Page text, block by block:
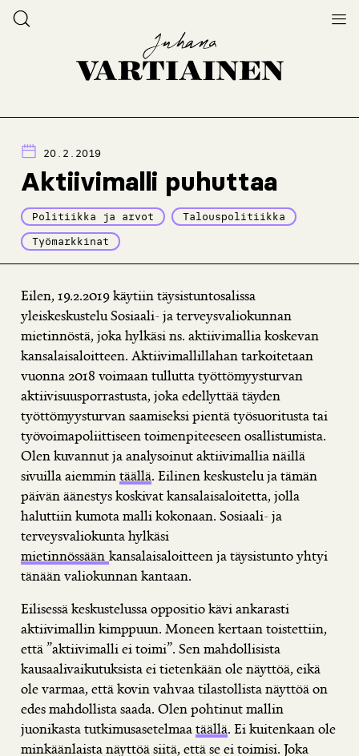
20.2.2019
Aktiivimalli puhuttaa
Politiikka ja arvot Talouspolitiikka
Työmarkkinat
Eilen, 19.2.2019 käytiin täysistuntosalissa
yleiskeskustelu Sosiaali- ja terveysvaliokunnan
mietinnöstä, joka hylkäsi ns. aktiivimallia koskevan
kansalaisaloitteen. Aktiivimallillahan tarkoitetaan
vuonna 2018 voimaan tullutta työttömyysturvan
aktiivisuusporrastusta, joka edellyttää täyden
työttömyysturvan saamiseksi pientä työsuoritusta tai
työvoimapoliittiseen toimenpiteeseen osallistumista.
Olen kuvannut ja analysoinut aktiivimallia näillä
sivuilla aiemmintäällä. Eilinen keskustelu ja tämän
päivän äänestys koskivat kansalaisaloitetta, jolla
haluttiin kumota malli kokonaan. Sosiaali- ja
terveysvaliokunta hylkäsi
mietinnössään kansalaisaloitteen ja täysistunto yhtyi
tänään valiokunnan kantaan.
Eilisessä keskustelussa oppositio kävi ankarasti
aktiivimallin kimppuun. Moneen kertaan toistettiin,
että ”aktiivimalli ei toimi”. Sen mahdollisista
kausaalivaikutuksista ei tietenkään ole näyttöä, eikä
ole varmaa, että kovin vahvaa tilastollista näyttöä on
edes mahdollista saada. Olen pohtinut mallin
juonikasta tutkimusasetelmaatäällä. Ei kuitenkaan ole
minkäänlaista näyttöä siitä, että se ei toimisi. Joka